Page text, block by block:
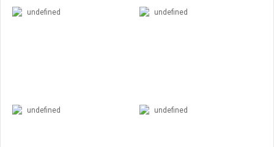
undefined undefined
undefined undefined